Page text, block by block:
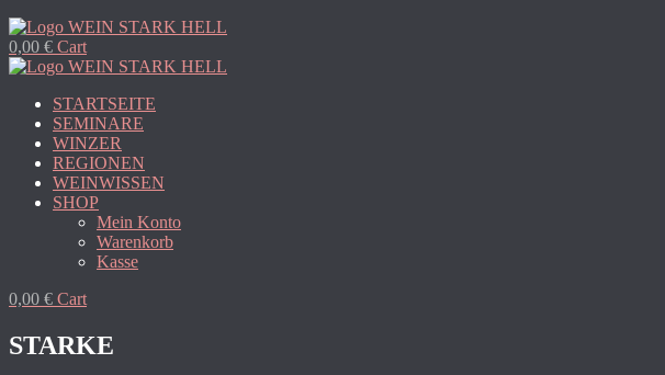
0,00 € Cart
STARTSEITE
SEMINARE
WINZER
REGIONEN
WEINWISSEN
SHOP
Mein Konto
Warenkorb
Kasse
0,00 € Cart
STARKE